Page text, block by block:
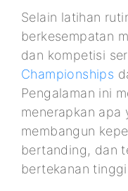
Selain latihan
berkesempatan
dan kompetisi
Championships
Pengalaman ini
menerapkan apa
membangun
bertanding, dan
bertekanan